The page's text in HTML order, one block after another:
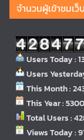
จำนวนผู้เข้าชมเว็
Users Today :
Users
This Month :
This Year :
Total Users :
Views Today :